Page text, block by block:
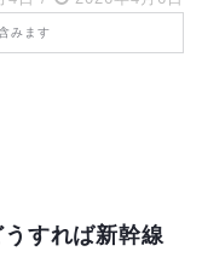
みます
すれば新幹線